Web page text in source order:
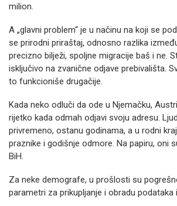
milion.
A „glavni problem“ je u načinu na koji se
se prirodni priraštaj, odnosno razlika
precizno bilježi, spoljne migracije baš i ne.
isključivo na zvanične odjave prebivališta.
to funkcioniše drugačije.
Kada neko odluči da ode u Njemačku,
rijetko kada odmah odjavi svoju adresu.
privremeno, ostanu godinama, a u rodni
praznike i godišnje odmore. Na papiru, oni
BiH.
Za neke demografe, u prošlosti su
parametri za prikupljanje i obradu podataka